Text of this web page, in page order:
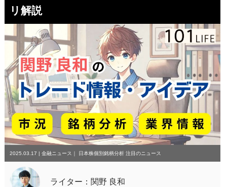
リ解説
2025.03.17 | 金融ニュース ｜ 日本株個別銘柄分析 注目のニュース
ライター：関野 良和